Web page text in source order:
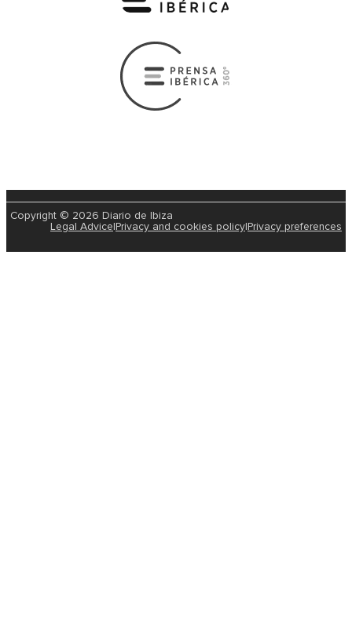
Copyright © 2026 Diario de Ibiza
Legal Advice Privacy and cookies policy Privacy preferences